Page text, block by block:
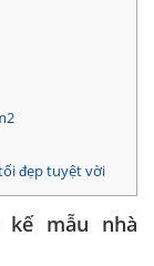
đẹp tuyệt vời
mẫu nhà